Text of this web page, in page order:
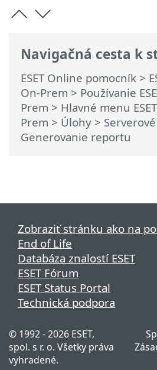
Navigačná cesta k
ESET Online pomocník >
On-Prem > Používanie
Prem > Hlavné menu
Prem > Úlohy >
Generovanie reportu
Zobraziť stránku ako na
End of Life
Databáza znalostí ESET
ESET Fórum
ESET Status Portal
Technická podpora
© 1992 - 2026 ESET,
spol. s r. o. Všetky práva
vyhradené.